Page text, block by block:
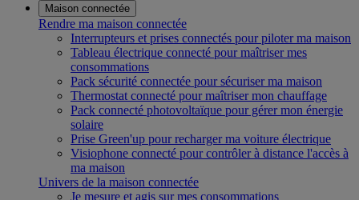
Maison connectée
Rendre ma maison connectée
Interrupteurs et prises connectés pour piloter ma maison
Tableau électrique connecté pour maîtriser mes
consommations
Pack sécurité connectée pour sécuriser ma maison
Thermostat connecté pour maîtriser mon chauffage
Pack connecté photovoltaïque pour gérer mon énergie
solaire
Prise Green'up pour recharger ma voiture électrique
Visiophone connecté pour contrôler à distance l'accès à
ma maison
Univers de la maison connectée
Je mesure et agis sur mes consommations